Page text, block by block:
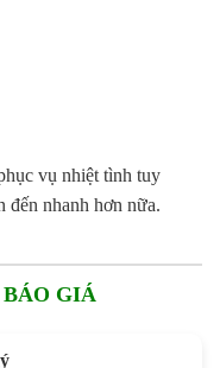
vụ nhiệt tình tuy
đến nhanh hơn nữa.
GIÁ